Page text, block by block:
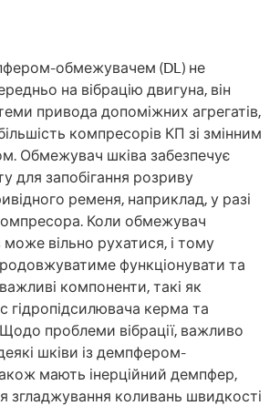
обмежувачем (DL) не
на вібрацію двигуна, він
привода допоміжних агрегатів,
компресорів КП зі змінним
Обмежувач шківа забезпечує
для запобігання розриву
ременя, наприклад, у разі
Коли обмежувач
вільно рухатися, і тому
функціонувати та
компоненти, такі як
гідропідсилювача керма та
проблеми вібрації, важливо
шківи із демпфером-
мають інерційний демпфер,
згладжування коливань швидкості